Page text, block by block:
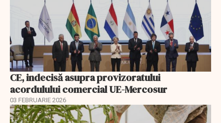
CE, indecisă asupra provizoratului
acordulului comercial UE-Mercosur
03 FEBRUARIE 2026